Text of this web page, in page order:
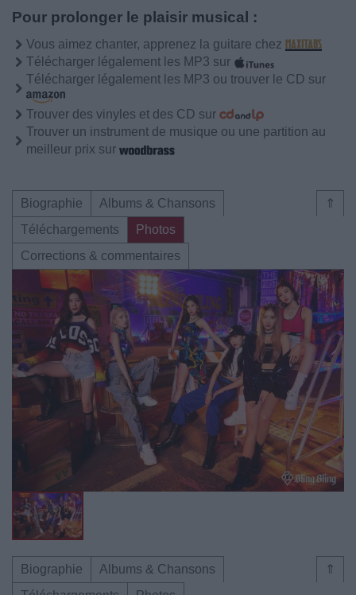
Pour prolonger le plaisir musical :
Vous aimez chanter, apprenez la guitare chez
Télécharger légalement les MP3 sur
Télécharger légalement les MP3 ou trouver le CD sur
Trouver des vinyles et des CD sur
Trouver un instrument de musique ou une partition au
meilleur prix sur
⇑
Biographie
Albums & Chansons
Téléchargements
Photos
Corrections & commentaires
⇑
Biographie
Albums & Chansons